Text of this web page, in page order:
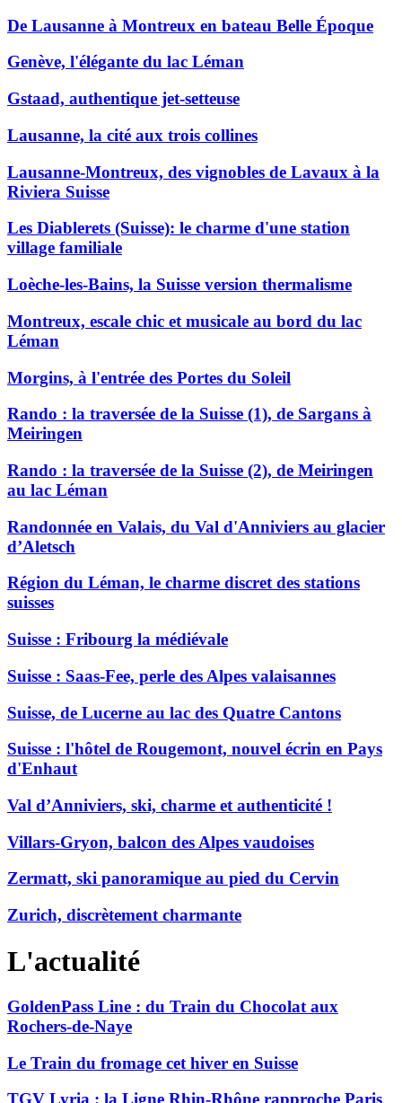
De Lausanne à Montreux en bateau Belle Époque
Genève, l'élégante du lac Léman
Gstaad, authentique jet-setteuse
Lausanne, la cité aux trois collines
Lausanne-Montreux, des vignobles de Lavaux à la
Riviera Suisse
Les Diablerets (Suisse): le charme d'une station
village familiale
Loèche-les-Bains, la Suisse version thermalisme
Montreux, escale chic et musicale au bord du lac
Léman
Morgins, à l'entrée des Portes du Soleil
Rando : la traversée de la Suisse (1), de Sargans à
Meiringen
Rando : la traversée de la Suisse (2), de Meiringen
au lac Léman
Randonnée en Valais, du Val d'Anniviers au glacier
d’Aletsch
Région du Léman, le charme discret des stations
suisses
Suisse : Fribourg la médiévale
Suisse : Saas-Fee, perle des Alpes valaisannes
Suisse, de Lucerne au lac des Quatre Cantons
Suisse : l'hôtel de Rougemont, nouvel écrin en Pays
d'Enhaut
Val d’Anniviers, ski, charme et authenticité !
Villars-Gryon, balcon des Alpes vaudoises
Zermatt, ski panoramique au pied du Cervin
Zurich, discrètement charmante
L'actualité
GoldenPass Line : du Train du Chocolat aux
Rochers-de-Naye
Le Train du fromage cet hiver en Suisse